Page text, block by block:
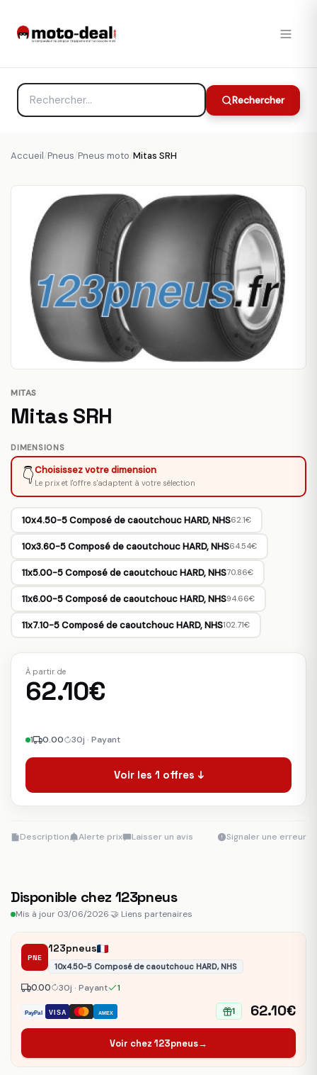
Rechercher
Accueil/Pneus/Pneus moto/Mitas SRH
MITAS
Mitas SRH
DIMENSIONS
👇Choisissez votre dimension
Le prix et l'offre s'adaptent à votre sélection
10x4.50-5 Composé de caoutchouc HARD, NHS62.1€
10x3.60-5 Composé de caoutchouc HARD, NHS64.54€
11x5.00-5 Composé de caoutchouc HARD, NHS70.86€
11x6.00-5 Composé de caoutchouc HARD, NHS94.66€
11x7.10-5 Composé de caoutchouc HARD, NHS102.71€
À partir de
62.10€
1 0.00 30j · Payant
Voir les 1 offres ↓
Description Alerte prix Laisser un avis Signaler une erreur
Disponible chez 123pneus
Mis à jour 03/06/2026🤝 Liens partenaires
PNE
123pneus
10x4.50-5 Composé de caoutchouc HARD, NHS
PayPal VISA AMEX
0.00 30j · Payant 1
1 62.10€
Voir chez 123pneus→